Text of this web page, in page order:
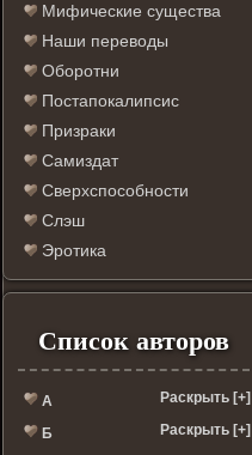
Мифические существа
Наши переводы
Оборотни
Постапокалипсис
Призраки
Самиздат
Сверхспособности
Слэш
Эротика
Список авторов
А Раскрыть [+]
Б Раскрыть [+]